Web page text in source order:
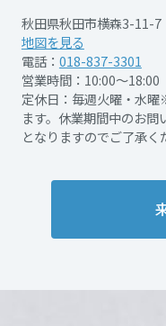
分譲住宅（建売・土
中古住宅検索
スムストック検索
企業不動産活用（CRE
社宅建築
医療・介護・子育て
土地活用の基礎から長期安
に役立つ多彩な情報を幅広
事業用リノベーション
ホテル・旅館リフォー
リフォーム営業所
これから
建築再生事業
事業用売買
事業用地・事業用建物
ミサワリフォーム
ご相談窓口
ームを結ぶコミュニケーシ
MISAWAについて
ミサワホームグループ
IR情報
SDGs
環境活動
採用情報
新卒者採用
秋田県秋田市横森3-11-7
地図を見る
電話： 018-837-3301
営業時間：10:00～18:00
定休日：毎週火曜・水
ます。休業期間中のお
となりますのでご了承く
山形県
福島県
開催日時
さらに事前アン
には、3,000円分
いたします。
＊プレゼントに
ャンペーン要項
この機会にぜひ
チラシ
開催日時